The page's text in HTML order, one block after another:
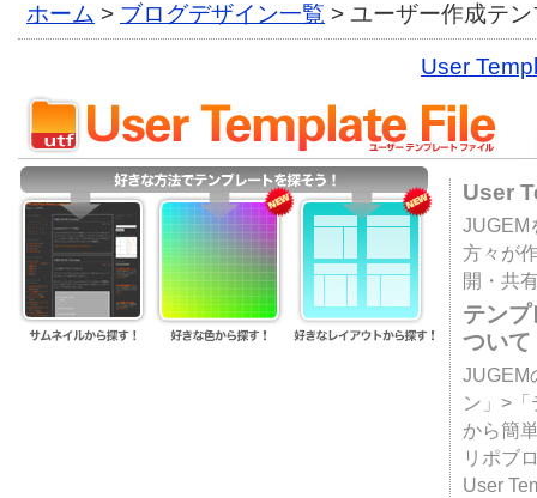
ホーム > ブログデザイン一覧 > ユーザー作成テ
User
User
JUGEM
方々が
開・共
テン
ついて
JUGEM
ン」>
から簡
リポブ
User